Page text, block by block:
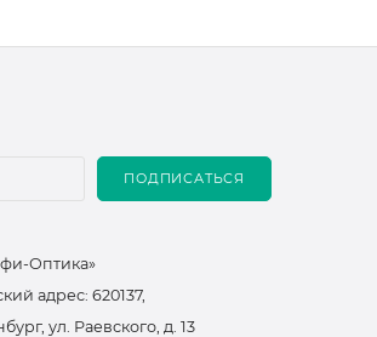
ПОДПИСАТЬСЯ
Оптика»
адрес: 620137,
ул. Раевского, д. 13